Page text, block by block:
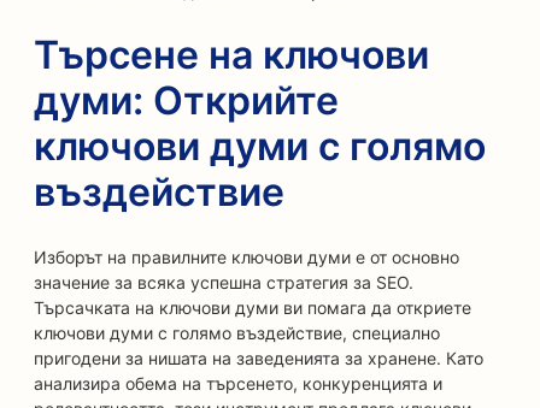
Търсене на ключови
думи: Открийте
ключови думи с голямо
въздействие
Изборът на правилните ключови думи е от основно
значение за всяка успешна стратегия за SEO.
Търсачката на ключови думи ви помага да откриете
ключови думи с голямо въздействие, специално
пригодени за нишата на заведенията за хранене. Като
анализира обема на търсенето, конкуренцията и